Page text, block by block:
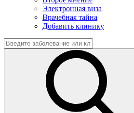
Электронная виза
Врачебная тайна
Добавить клинику